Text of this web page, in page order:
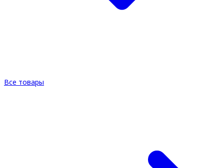
Все товары